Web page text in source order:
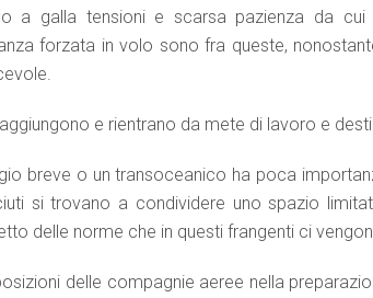
a galla tensioni e scarsa pazienza da
forzata in volo sono fra queste,
e rientrano da mete di lavoro e
breve o un transoceanico ha poca
si trovano a condividere uno spazio
delle norme che in questi frangenti ci
delle compagnie aeree nella